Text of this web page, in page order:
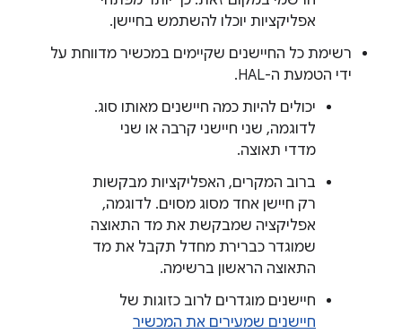
אפליקציות יוכלו להשתמש בחיישן.
רשימת כל החיישנים שקיימים במכשיר מדווחת על
ידי הטמעת ה-HAL.
יכולים להיות כמה חיישנים מאותו סוג.
לדוגמה, שני חיישני קרבה או שני
מדדי תאוצה.
ברוב המקרים, האפליקציות מבקשות
רק חיישן אחד מסוג מסוים. לדוגמה,
אפליקציה שמבקשת את מד התאוצה
שמוגדר כברירת מחדל תקבל את מד
התאוצה הראשון ברשימה.
חיישנים מוגדרים לרוב כזוגות של
חיישנים שמעירים את המכשיר